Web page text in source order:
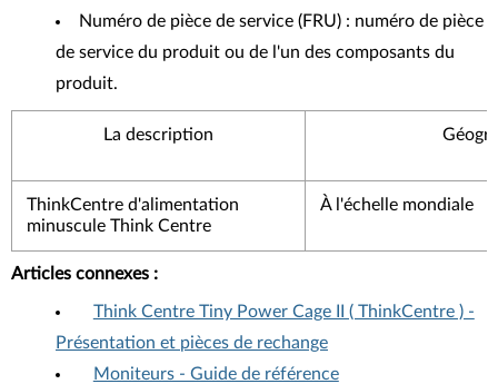
Numéro de pièce de service (FRU) : numéro de pièce
de service du produit ou de l'un des composants du
produit.
La description
ThinkCentre d'alimentation
minuscule Think Centre
À l'échelle mondiale
Articles connexes :
Think Centre Tiny Power Cage II ( ThinkCentre ) -
Présentation et pièces de rechange
Moniteurs - Guide de référence